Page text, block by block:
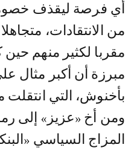
أي فرصة ليقذف
من الانتقادات،
مقربا لكثير منهم
مبرزة أن أكبر مثال
بأخنوش، التي انتقلت
ومن أخ «عزيز» إلى
المزاج السياسي